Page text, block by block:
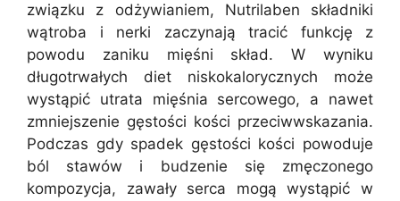
związku z odżywianiem, Nutrilaben składniki
wątroba i nerki zaczynają tracić funkcję z
powodu zaniku mięśni skład. W wyniku
długotrwałych diet niskokalorycznych może
wystąpić utrata mięśnia sercowego, a nawet
zmniejszenie gęstości kości przeciwwskazania.
Podczas gdy spadek gęstości kości powoduje
ból stawów i budzenie się zmęczonego
kompozycja, zawały serca mogą wystąpić w